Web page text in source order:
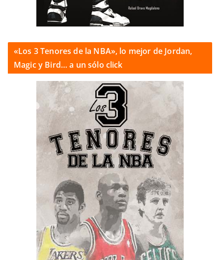
«Los 3 Tenores de la NBA», lo mejor de Jordan,
Magic y Bird… a un sólo click